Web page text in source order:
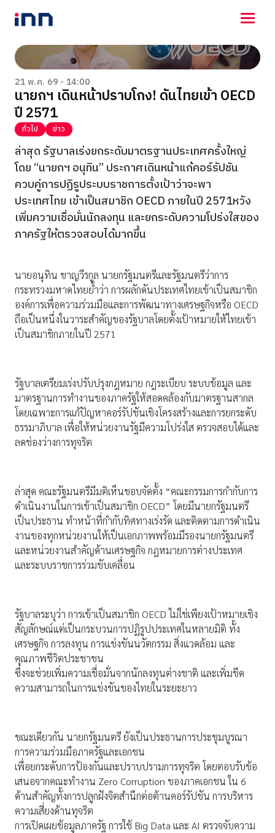
NEWS
ENTERTAINMENT
LIFESTYLE
HOROSCOPE
LOTTERY
VIDEO
ร่วมด้วยช่วยกัน
21 พ.ค. 69 - 14:00
นายกฯ เดินหน้าปราบโกง! ดันไทยเข้า OECD
ปี 2571
ทั่วไป ข่าว
ล่าสุด รัฐบาลเร่งยกระดับมาตรฐานประเทศครั้งใหญ่
โดย “นายกฯ อนุทิน” ประกาศเดินหน้าแก้คอร์รัปชัน
ควบคู่การปฏิรูประบบราชการตั้งเป้าว่าจะพา
ประเทศไทย เข้าเป็นสมาชิก OECD ภายในปี 2571หวัง
เพิ่มความเชื่อมั่นนักลงทุน และยกระดับความโปร่งใสของ
ภาครัฐให้ตรวจสอบได้มากขึ้น
นายอนุทิน ชาญวีรกูล นายกรัฐมนตรีและรัฐมนตรีว่าการ
กระทรวงมหาดไทยย้ำว่า การผลักดันประเทศไทยเข้าเป็นสมาชิก
องค์การเพื่อความร่วมมือและการพัฒนาทางเศรษฐกิจหรือ OECD
ถือเป็นหนึ่งในวาระสำคัญของรัฐบาลโดยตั้งเป้าหมายให้ไทยเข้า
เป็นสมาชิกภายในปี 2571
รัฐบาลเตรียมเร่งปรับปรุงกฎหมาย กฎระเบียบ ระบบข้อมูล และ
มาตรฐานการทำงานของภาครัฐให้สอดคล้องกับมาตรฐานสากล
โดยเฉพาะการแก้ปัญหาคอร์รัปชันเชิงโครงสร้างและการยกระดับ
ธรรมาภิบาล เพื่อให้หน่วยงานรัฐมีความโปร่งใส ตรวจสอบได้และ
ลดช่องว่างการทุจริต
ล่าสุด คณะรัฐมนตรีมีมติเห็นชอบจัดตั้ง “คณะกรรมการกำกับการ
ดำเนินงานในการเข้าเป็นสมาชิก OECD” โดยมีนายกรัฐมนตรี
เป็นประธาน ทำหน้าที่กำกับทิศทางเร่งรัด และติดตามการดำเนิน
งานของทุกหน่วยงานให้เป็นเอกภาพพร้อมมีรองนายกรัฐมนตรี
และหน่วยงานสำคัญด้านเศรษฐกิจ กฎหมายการต่างประเทศ
และระบบราชการร่วมขับเคลื่อน
รัฐบาลระบุว่า การเข้าเป็นสมาชิก OECD ไม่ใช่เพียงเป้าหมายเชิง
สัญลักษณ์แต่เป็นกระบวนการปฏิรูปประเทศในหลายมิติ ทั้ง
เศรษฐกิจ การลงทุน การแข่งขันนวัตกรรม สิ่งแวดล้อม และ
คุณภาพชีวิตประชาชน
ซึ่งจะช่วยเพิ่มความเชื่อมั่นจากนักลงทุนต่างชาติ และเพิ่มขีด
ความสามารถในการแข่งขันของไทยในระยะยาว
ขณะเดียวกัน นายกรัฐมนตรี ยังเป็นประธานการประชุมบูรณา
การความร่วมมือภาครัฐและเอกชน
เพื่อยกระดับการป้องกันและปราบปรามการทุจริต โดยตอบรับข้อ
เสนอจากคณะทำงาน Zero Corruption ของภาคเอกชน ใน 6
ด้านสำคัญทั้งการปลูกฝังจิตสำนึกต่อต้านคอร์รัปชัน การบริหาร
ความเสี่ยงด้านทุจริต
การเปิดเผยข้อมูลภาครัฐ การใช้ Big Data และ AI ตรวจจับความ